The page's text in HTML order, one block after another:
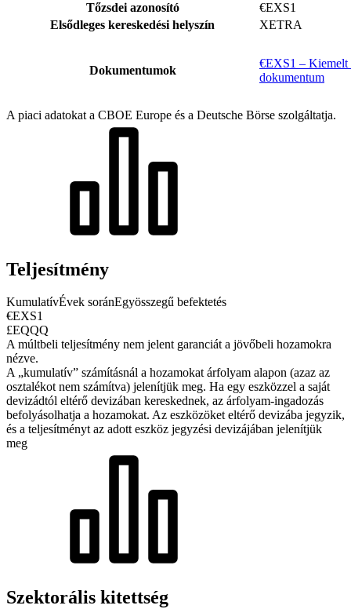
Tőzsdei azonosító
€EXS1
Elsődleges kereskedési helyszín
XETRA
Dokumentumok
€EXS1 – Kiemelt
dokumentum
A piaci adatokat a CBOE Europe és a Deutsche Börse szolgáltatja.
Teljesítmény
KumulatívÉvek soránEgyösszegű befektetés
€EXS1
£EQQQ
A múltbeli teljesítmény nem jelent garanciát a jövőbeli hozamokra
nézve.
A „kumulatív” számításnál a hozamokat árfolyam alapon (azaz az
osztalékot nem számítva) jelenítjük meg. Ha egy eszközzel a saját
devizádtól eltérő devizában kereskednek, az árfolyam-ingadozás
befolyásolhatja a hozamokat. Az eszközöket eltérő devizába jegyzik,
és a teljesítményt az adott eszköz jegyzési devizájában jelenítjük
meg
Szektorális kitettség